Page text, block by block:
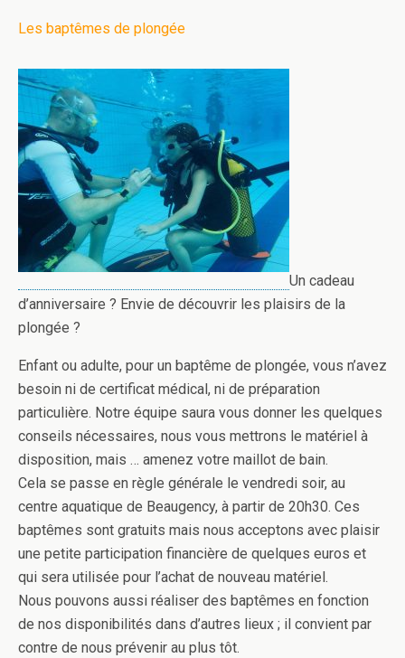
Les baptêmes de plongée
Un cadeau
d’anniversaire ? Envie de découvrir les plaisirs de la
plongée ?
Enfant ou adulte, pour un baptême de plongée, vous n’avez
besoin ni de certificat médical, ni de préparation
particulière. Notre équipe saura vous donner les quelques
conseils nécessaires, nous vous mettrons le matériel à
disposition, mais … amenez votre maillot de bain.
Cela se passe en règle générale le vendredi soir, au
centre aquatique de Beaugency, à partir de 20h30. Ces
baptêmes sont gratuits mais nous acceptons avec plaisir
une petite participation financière de quelques euros et
qui sera utilisée pour l’achat de nouveau matériel.
Nous pouvons aussi réaliser des baptêmes en fonction
de nos disponibilités dans d’autres lieux ; il convient par
contre de nous prévenir au plus tôt.